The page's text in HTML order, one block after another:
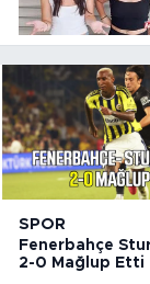
SPOR
Fenerbahçe
2-0 Mağlup Etti